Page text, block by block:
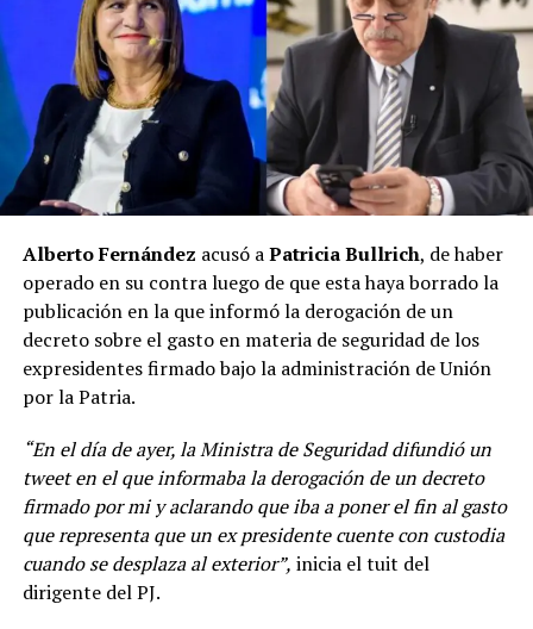
Alberto Fernández acusó aPatricia Bullrich, de haber
operado en su contra luego de que esta haya borrado la
publicación en la que informó la derogación de un
decreto sobre el gasto en materia de seguridad de los
expresidentes firmado bajo la administración de Unión
por la Patria.
“En el día de ayer, la Ministra de Seguridad difundió un
tweet en el que informaba la derogación de un decreto
firmado por mi y aclarando que iba a poner el fin al gasto
que representa que un ex presidente cuente con custodia
cuando se desplaza al exterior”, inicia el tuit del
dirigente del PJ.